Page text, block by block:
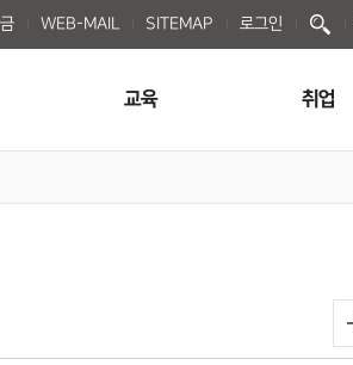
WEB-MAIL SITEMAP 로그인
교육 취업